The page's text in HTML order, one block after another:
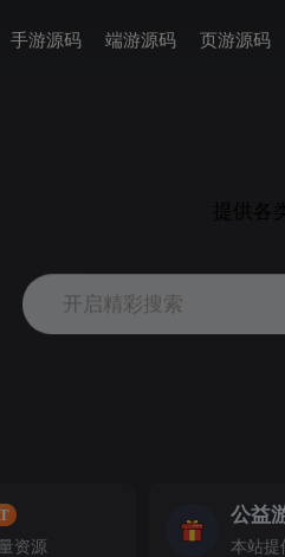
手游源码 端游源码 页游源码
开启精彩搜索
资源
公益
本站提
，出租，代下，出售，共享，搬砖等
测试，不得传播或用于任何商业用途